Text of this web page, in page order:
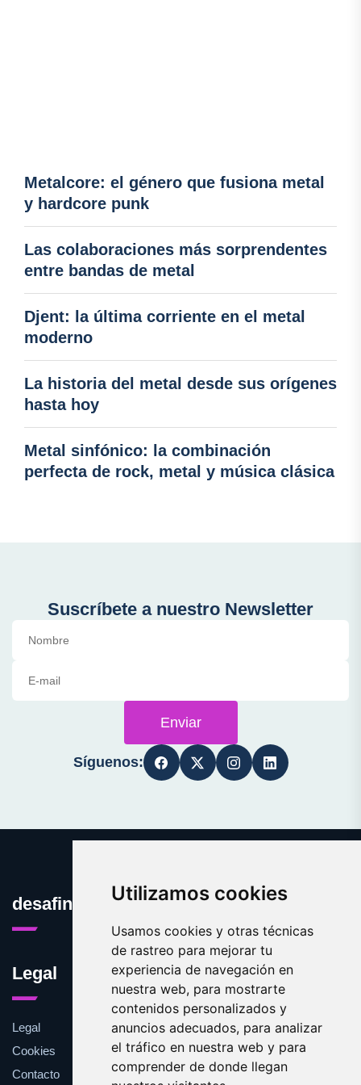
Utilizamos cookies
Usamos cookies y otras técnicas
de rastreo para mejorar tu
experiencia de navegación en
nuestra web, para mostrarte
contenidos personalizados y
anuncios adecuados, para analizar
el tráfico en nuestra web y para
comprender de donde llegan
Metalcore: el género que fusiona metal
y hardcore punk
Las colaboraciones más sorprendentes
entre bandas de metal
Djent: la última corriente en el metal
moderno
La historia del metal desde sus orígenes
hasta hoy
Metal sinfónico: la combinación
perfecta de rock, metal y música clásica
Suscríbete a nuestro Newsletter
Enviar
Síguenos:
desafinado.es
Legal
Legal
Cookies
Contacto